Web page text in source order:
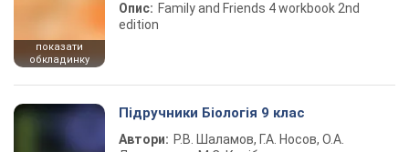
показати
обкладинку
Опис: Family and Friends 4 workbook 2nd
edition
Підручники Біологія 9 клас
Автори: Р.В. Шаламов, Г.А. Носов, О.А.